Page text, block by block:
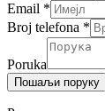
Email *
Broj telefona *
Poruka
Пошаљи поруку